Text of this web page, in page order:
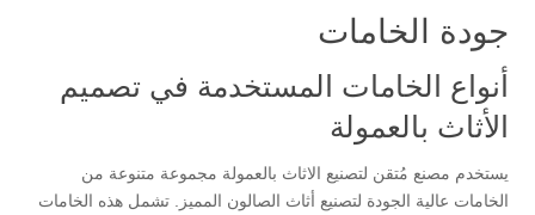
جودة الخامات
أنواع الخامات المستخدمة في تصميم
الأثاث بالعمولة
يستخدم مصنع مُتقن لتصنيع الاثاث بالعمولة مجموعة متنوعة من
الخامات عالية الجودة لتصنيع أثاث الصالون المميز. تشمل هذه الخامات